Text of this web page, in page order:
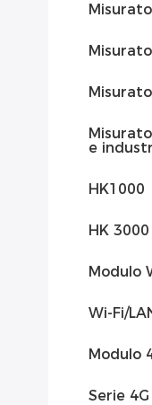
e
HK1000
HK 3000
Modulo
Wi-Fi/
Modulo
Serie